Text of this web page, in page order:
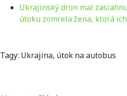
Ukrajinský dron mal
útoku zomrela žena, ktorá
Tagy: Ukrajina, útok na autobus